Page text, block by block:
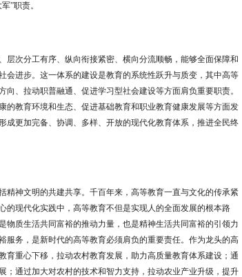
军”职责。
次分工有序、纵向衔接紧密、横向分流顺畅，能够全面保障和
进步。这一体系的建设是教育的系统性跃升与质变，其中高等
、拉动职普融通、促进学习型社会建设等方面肩负重要职责。
教育环境和生态、促进基础教育和职业教育健康发展等方面发
更加完备、协调、多样、开放的现代化教育体系，推进全民终
神文明的共建共享。千百年来，高等教育一直与文化的传承紧
的现代化实践中，高等教育不但是实现人的全面发展的根本路
质生活共同富裕的推动力量，也是精神生活共同富裕的引领力
务，是新时代的高等教育必须肩负的重要责任。作为龙头的高
重心下移，拉动农村教育发展，助力高质量教育体系建设；通
通过加大对农村的技术和智力支持，拉动农业产业升级，提升